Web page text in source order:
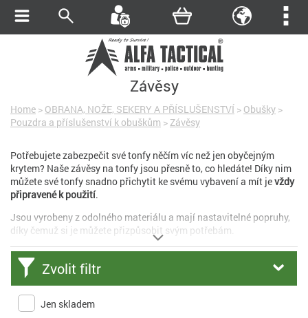
Závěsy
Home > OBRANA, NOŽE, SEKERY A PŘÍSLUŠENSTVÍ > Obušky >
Pouzdra a příslušenství k obuškům > Závěsy
Potřebujete zabezpečit své tonfy něčím víc než jen obyčejným
krytem? Naše závěsy na tonfy jsou přesně to, co hledáte! Díky nim
můžete své tonfy snadno přichytit ke svému vybavení a mít jevždy
připravené k použití.
Jsou vyrobeny z odolného materiálu a mají nastavitelné popruhy,
díky čemuž si je můžete přizpůsobit svým potřebám.
Zvolit filtr
Jen skladem